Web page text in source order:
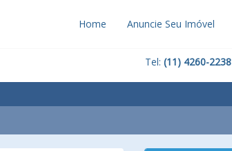
Home Anuncie Seu Imóvel
Tel: (11) 4260-2238